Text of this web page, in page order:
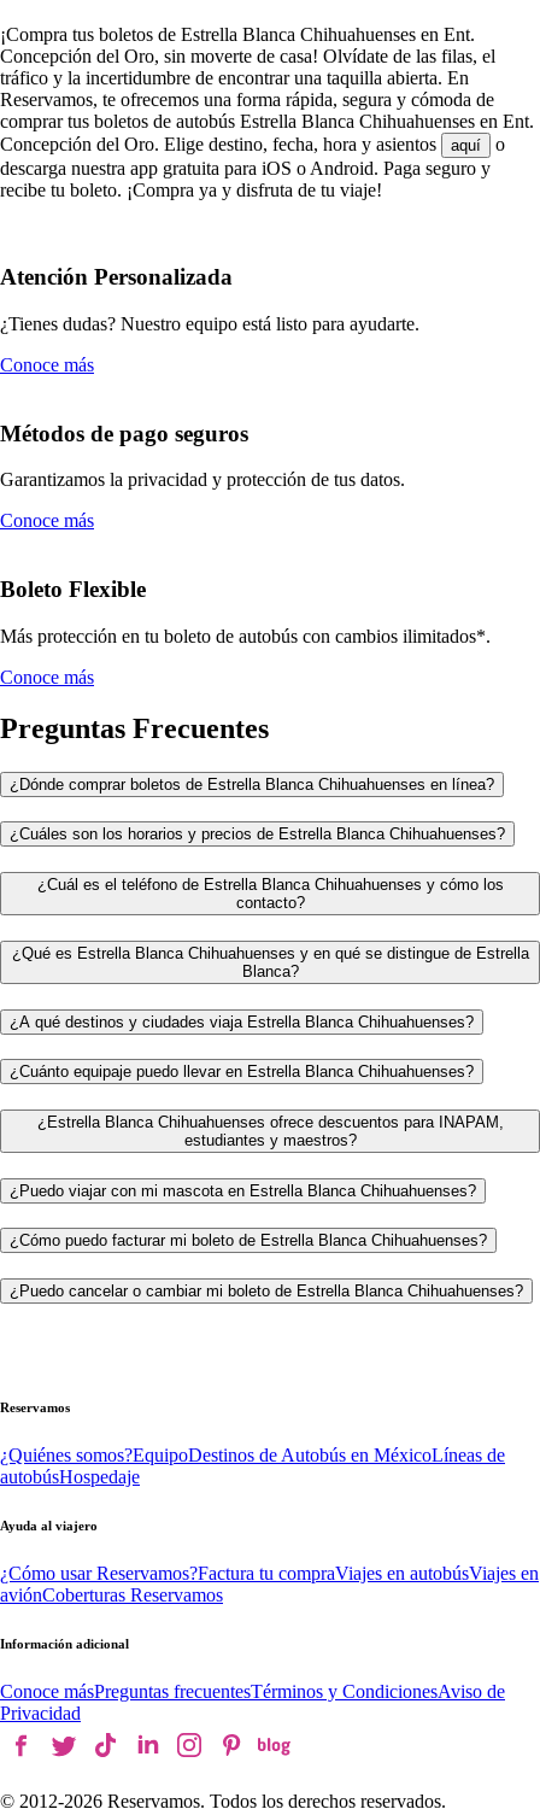
¡Compra tus boletos de Estrella Blanca Chihuahuenses en Ent.
Concepción del Oro, sin moverte de casa! Olvídate de las filas, el
tráfico y la incertidumbre de encontrar una taquilla abierta. En
Reservamos, te ofrecemos una forma rápida, segura y cómoda de
comprar tus boletos de autobús Estrella Blanca Chihuahuenses en Ent.
Concepción del Oro. Elige destino, fecha, hora y asientos
aquí
o
descarga nuestra app gratuita para iOS o Android. Paga seguro y
recibe tu boleto. ¡Compra ya y disfruta de tu viaje!
Atención Personalizada
¿Tienes dudas? Nuestro equipo está listo para ayudarte.
Conoce más
Métodos de pago seguros
Garantizamos la privacidad y protección de tus datos.
Conoce más
Boleto Flexible
Más protección en tu boleto de autobús con cambios ilimitados*.
Conoce más
Preguntas Frecuentes
¿Dónde comprar boletos de Estrella Blanca Chihuahuenses en línea?
¿Cuáles son los horarios y precios de Estrella Blanca Chihuahuenses?
¿Cuál es el teléfono de Estrella Blanca Chihuahuenses y cómo los
contacto?
¿Qué es Estrella Blanca Chihuahuenses y en qué se distingue de Estrella
Blanca?
¿A qué destinos y ciudades viaja Estrella Blanca Chihuahuenses?
¿Cuánto equipaje puedo llevar en Estrella Blanca Chihuahuenses?
¿Estrella Blanca Chihuahuenses ofrece descuentos para INAPAM,
estudiantes y maestros?
¿Puedo viajar con mi mascota en Estrella Blanca Chihuahuenses?
¿Cómo puedo facturar mi boleto de Estrella Blanca Chihuahuenses?
¿Puedo cancelar o cambiar mi boleto de Estrella Blanca Chihuahuenses?
Reservamos
¿Quiénes somos?EquipoDestinos de Autobús en MéxicoLíneas de
autobúsHospedaje
Ayuda al viajero
¿Cómo usar Reservamos?Factura tu compraViajes en autobúsViajes en
aviónCoberturas Reservamos
Información adicional
Conoce másPreguntas frecuentesTérminos y CondicionesAviso de
Privacidad
© 2012-2026 Reservamos. Todos los derechos reservados.